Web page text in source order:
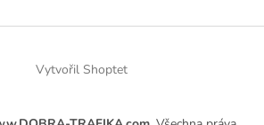
Vytvořil Shoptet